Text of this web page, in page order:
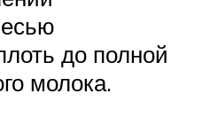
до полной
молока.